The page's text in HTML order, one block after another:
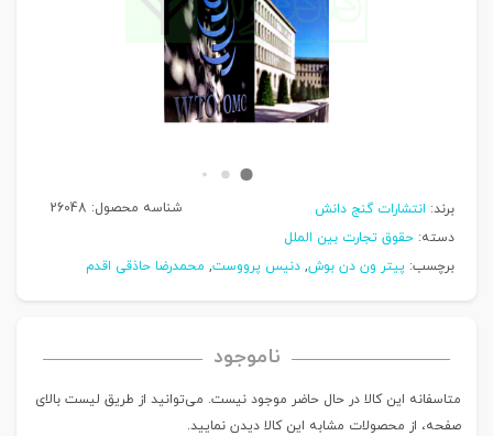
برند: انتشارات گنج دانش شناسه محصول: 26048
دسته: حقوق تجارت بین الملل
برچسب: پیتر ون دن بوش, دنیس پرووست, محمدرضا حاذقی اقدم
ناموجود
متاسفانه این کالا در حال حاضر موجود نیست. می‌توانید از طریق لیست بالای
صفحه، از محصولات مشابه این کالا دیدن نمایید.